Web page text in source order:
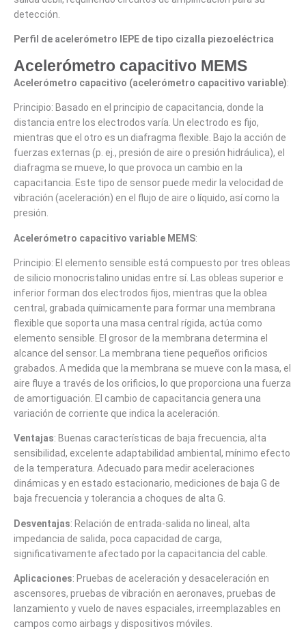
detección.
Perfil de acelerómetro IEPE de tipo cizalla piezoeléctrica
Acelerómetro capacitivo MEMS
Acelerómetro capacitivo (acelerómetro capacitivo variable):
Principio: Basado en el principio de capacitancia, donde la
distancia entre los electrodos varía. Un electrodo es fijo,
mientras que el otro es un diafragma flexible. Bajo la acción de
fuerzas externas (p. ej., presión de aire o presión hidráulica), el
diafragma se mueve, lo que provoca un cambio en la
capacitancia. Este tipo de sensor puede medir la velocidad de
vibración (aceleración) en el flujo de aire o líquido, así como la
presión.
Acelerómetro capacitivo variable MEMS:
Principio: El elemento sensible está compuesto por tres obleas
de silicio monocristalino unidas entre sí. Las obleas superior e
inferior forman dos electrodos fijos, mientras que la oblea
central, grabada químicamente para formar una membrana
flexible que soporta una masa central rígida, actúa como
elemento sensible. El grosor de la membrana determina el
alcance del sensor. La membrana tiene pequeños orificios
grabados. A medida que la membrana se mueve con la masa, el
aire fluye a través de los orificios, lo que proporciona una fuerza
de amortiguación. El cambio de capacitancia genera una
variación de corriente que indica la aceleración.
Ventajas: Buenas características de baja frecuencia, alta
sensibilidad, excelente adaptabilidad ambiental, mínimo efecto
de la temperatura. Adecuado para medir aceleraciones
dinámicas y en estado estacionario, mediciones de baja G de
baja frecuencia y tolerancia a choques de alta G.
Desventajas: Relación de entrada-salida no lineal, alta
impedancia de salida, poca capacidad de carga,
significativamente afectado por la capacitancia del cable.
Aplicaciones: Pruebas de aceleración y desaceleración en
ascensores, pruebas de vibración en aeronaves, pruebas de
lanzamiento y vuelo de naves espaciales, irreemplazables en
campos como airbags y dispositivos móviles.